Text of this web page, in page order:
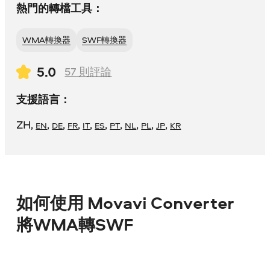
熱門的轉檔工具：
WMA轉換器 SWF轉換器
5.0 57 則評論
支援語言：
ZH, EN, DE, FR, IT, ES, PT, NL, PL,JP, KR
如何使用 Movavi Converter
將WMA轉SWF